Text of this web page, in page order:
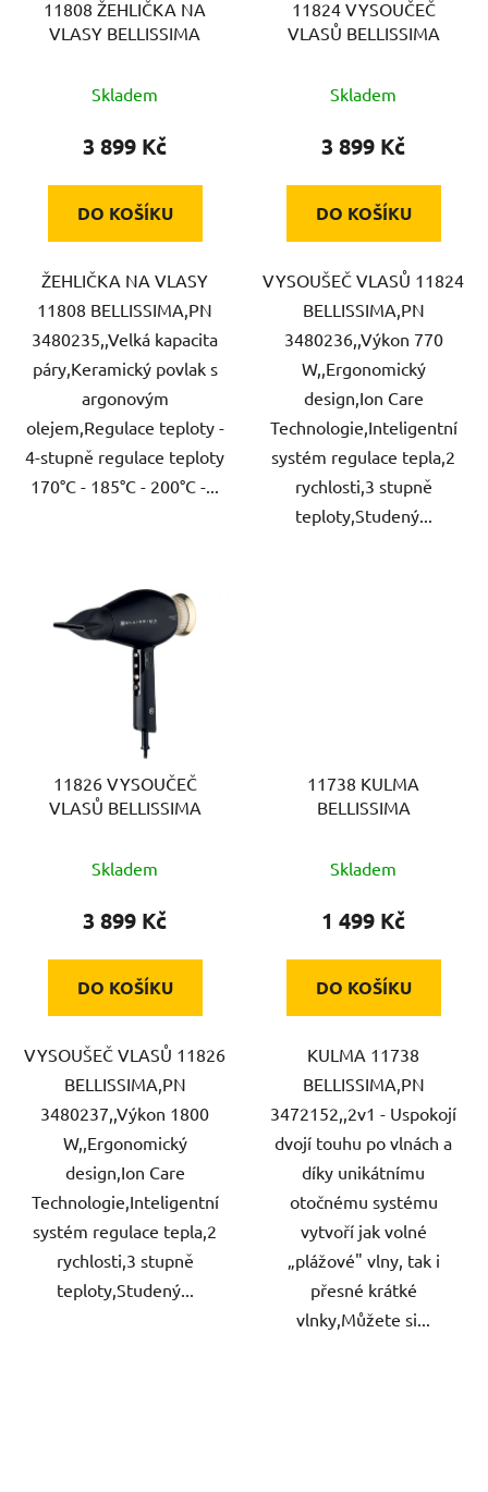
11808 ŽEHLIČKA NA
VLASY BELLISSIMA
Skladem
3 899 Kč
DO KOŠÍKU
ŽEHLIČKA NA VLASY
11808 BELLISSIMA,PN
3480235,,Velká kapacita
páry,Keramický povlak s
argonovým
olejem,Regulace teploty -
4-stupně regulace teploty
170°C - 185°C - 200°C -...
11824 VYSOUČEČ
VLASŮ BELLISSIMA
Skladem
3 899 Kč
DO KOŠÍKU
VYSOUŠEČ VLASŮ 11824
BELLISSIMA,PN
3480236,,Výkon 770
W,,Ergonomický
design,Ion Care
Technologie,Inteligentní
systém regulace tepla,2
rychlosti,3 stupně
teploty,Studený...
11826 VYSOUČEČ
VLASŮ BELLISSIMA
Skladem
3 899 Kč
DO KOŠÍKU
VYSOUŠEČ VLASŮ 11826
BELLISSIMA,PN
3480237,,Výkon 1800
W,,Ergonomický
design,Ion Care
Technologie,Inteligentní
systém regulace tepla,2
rychlosti,3 stupně
teploty,Studený...
11738 KULMA
BELLISSIMA
Skladem
1 499 Kč
DO KOŠÍKU
KULMA 11738
BELLISSIMA,PN
3472152,,2v1 - Uspokojí
dvojí touhu po vlnách a
díky unikátnímu
otočnému systému
vytvoří jak volné
„plážové" vlny, tak i
přesné krátké
vlnky,Můžete si...